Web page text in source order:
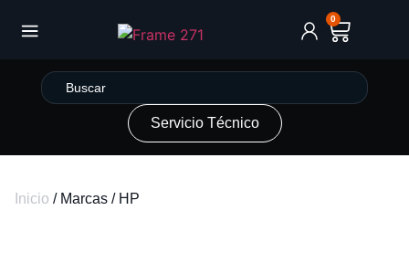
0
Servicio Técnico
Inicio / Marcas / HP